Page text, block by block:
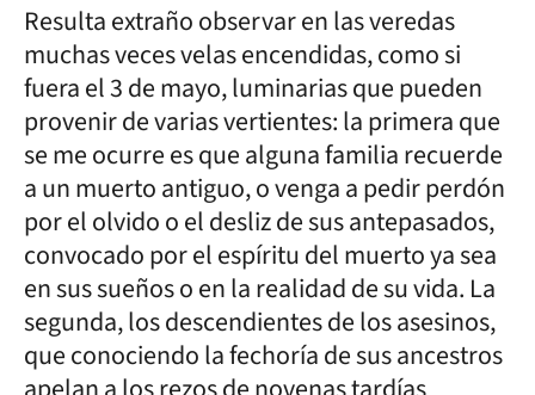
Resulta extraño observar en las veredas
muchas veces velas encendidas, como si
fuera el 3 de mayo, luminarias que pueden
provenir de varias vertientes: la primera que
se me ocurre es que alguna familia recuerde
a un muerto antiguo, o venga a pedir perdón
por el olvido o el desliz de sus antepasados,
convocado por el espíritu del muerto ya sea
en sus sueños o en la realidad de su vida. La
segunda, los descendientes de los asesinos,
que conociendo la fechoría de sus ancestros